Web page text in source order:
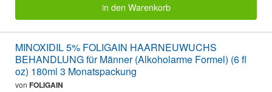
in den Warenkorb
MINOXIDIL 5% FOLIGAIN HAARNEUWUCHS
BEHANDLUNG für Männer (Alkoholarme Formel) (6 fl
oz) 180ml 3 Monatspackung
von FOLIGAIN